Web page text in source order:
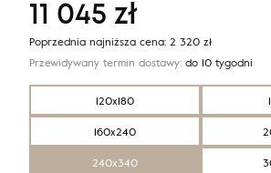
120x180
160x240
240x340
11 045 zł
Poprzednia najniższa cena: 2 320 zł
Przewidywany termin dostawy: do 10 tygodni